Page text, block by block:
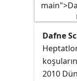
Dafne
2010